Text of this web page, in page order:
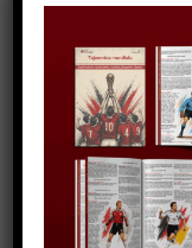
BIOGRAFIE
Bernd
z